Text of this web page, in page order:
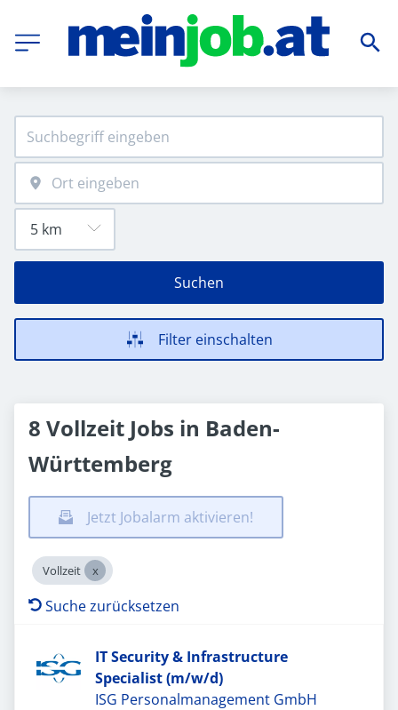
Suchen
Filter einschalten
8 Vollzeit Jobs in Baden-
Württemberg
Jetzt Jobalarm aktivieren!
Vollzeit
Suche zurücksetzen
IT Security & Infrastructure
Specialist (m/w/d)
ISG Personalmanagement GmbH